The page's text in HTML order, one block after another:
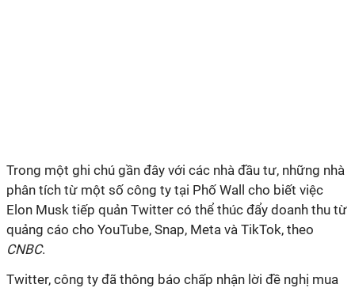
Trong một ghi chú gần đây với các nhà đầu tư, những nhà
phân tích từ một số công ty tại Phố Wall cho biết việc
Elon Musk tiếp quản Twitter có thể thúc đẩy doanh thu từ
quảng cáo cho YouTube, Snap, Meta và TikTok, theo
CNBC.
Twitter, công ty đã thông báo chấp nhận lời đề nghị mua